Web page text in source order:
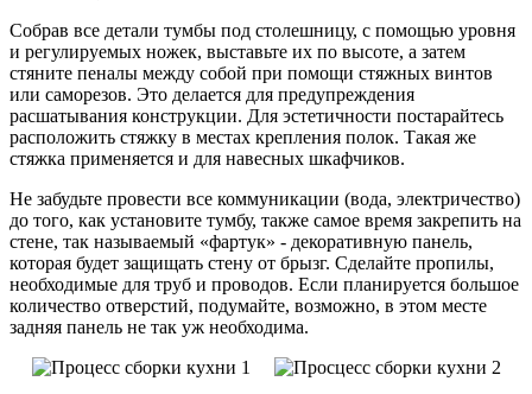
Собрав все детали тумбы под столешницу, с помощью уровня
и регулируемых ножек, выставьте их по высоте, а затем
стяните пеналы между собой при помощи стяжных винтов
или саморезов. Это делается для предупреждения
расшатывания конструкции. Для эстетичности постарайтесь
расположить стяжку в местах крепления полок. Такая же
стяжка применяется и для навесных шкафчиков.
Не забудьте провести все коммуникации (вода, электричество)
до того, как установите тумбу, также самое время закрепить на
стене, так называемый «фартук» - декоративную панель,
которая будет защищать стену от брызг. Сделайте пропилы,
необходимые для труб и проводов. Если планируется большое
количество отверстий, подумайте, возможно, в этом месте
задняя панель не так уж необходима.